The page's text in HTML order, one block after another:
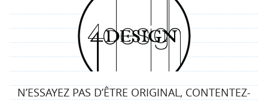
4
d
e
N’ESSAYEZ PAS D’ÊTRE ORIGINAL, CONTENTEZ-